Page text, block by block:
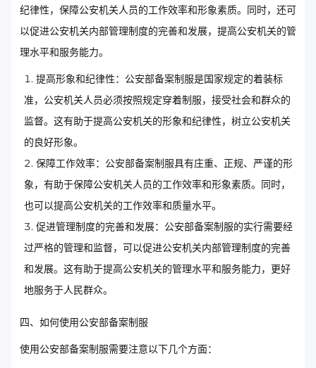
纪律性，保障公安机关人员的工作效率和形象素质。同时，还可
以促进公安机关内部管理制度的完善和发展，提高公安机关的管
理水平和服务能力。
提高形象和纪律性：公安部备案制服是国家规定的着装标
准，公安机关人员必须按照规定穿着制服，接受社会和群众的
监督。这有助于提高公安机关的形象和纪律性，树立公安机关
的良好形象。
保障工作效率：公安部备案制服具有庄重、正规、严谨的形
象，有助于保障公安机关人员的工作效率和形象素质。同时，
也可以提高公安机关的工作效率和质量水平。
促进管理制度的完善和发展：公安部备案制服的实行需要经
过严格的管理和监督，可以促进公安机关内部管理制度的完善
和发展。这有助于提高公安机关的管理水平和服务能力，更好
地服务于人民群众。
四、如何使用公安部备案制服
使用公安部备案制服需要注意以下几个方面：